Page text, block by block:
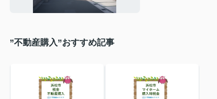
”不動産購入”おすすめ記事